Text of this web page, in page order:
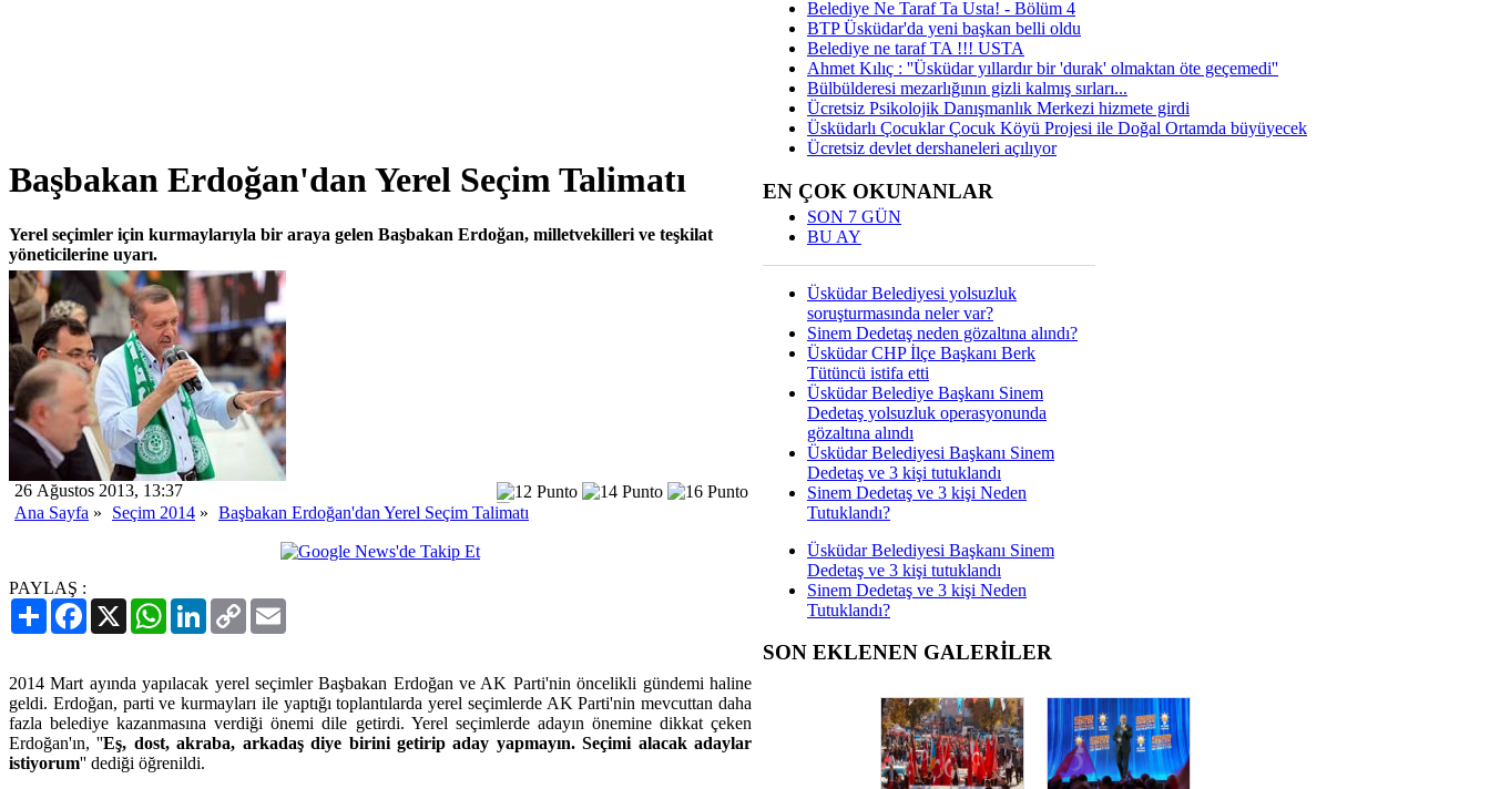
Başbakan Erdoğan'dan Yerel Seçim Talimatı
Yerel seçimler için kurmaylarıyla bir araya gelen Başbakan Erdoğan, milletvekilleri ve teşkilat
yöneticilerine uyarı.
26 Ağustos 2013, 13:37
Ana Sayfa » Seçim 2014 » Başbakan Erdoğan'dan Yerel Seçim Talimatı
PAYLAŞ :
PaylaşFacebook
X WhatsAppLinkedIn
Copy
Link
2014 Mart ayında yapılacak yerel seçimler Başbakan Erdoğan ve AK Parti'nin öncelikli gündemi haline
geldi. Erdoğan, parti ve kurmayları ile yaptığı toplantılarda yerel seçimlerde AK Parti'nin mevcuttan daha
fazla belediye kazanmasına verdiği önemi dile getirdi. Yerel seçimlerde adayın önemine dikkat çeken
Erdoğan'ın, ''Eş, dost, akraba, arkadaş diye birini getirip aday yapmayın. Seçimi alacak adaylar
istiyorum'' dediği öğrenildi.
Belediye Ne Taraf Ta Usta! - Bölüm 4
BTP Üsküdar'da yeni başkan belli oldu
Belediye ne taraf TA !!! USTA
Ahmet Kılıç : ''Üsküdar yıllardır bir 'durak' olmaktan öte geçemedi''
Bülbülderesi mezarlığının gizli kalmış sırları...
Ücretsiz Psikolojik Danışmanlık Merkezi hizmete girdi
Üsküdarlı Çocuklar Çocuk Köyü Projesi ile Doğal Ortamda büyüyecek
Ücretsiz devlet dershaneleri açılıyor
EN ÇOK OKUNANLAR
SON 7 GÜN
BU AY
Üsküdar Belediyesi yolsuzluk
soruşturmasında neler var?
Sinem Dedetaş neden gözaltına alındı?
Üsküdar CHP İlçe Başkanı Berk
Tütüncü istifa etti
Üsküdar Belediye Başkanı Sinem
Dedetaş yolsuzluk operasyonunda
gözaltına alındı
Üsküdar Belediyesi Başkanı Sinem
Dedetaş ve 3 kişi tutuklandı
Sinem Dedetaş ve 3 kişi Neden
Tutuklandı?
Üsküdar Belediyesi Başkanı Sinem
Dedetaş ve 3 kişi tutuklandı
Sinem Dedetaş ve 3 kişi Neden
Tutuklandı?
SON EKLENEN GALERİLER